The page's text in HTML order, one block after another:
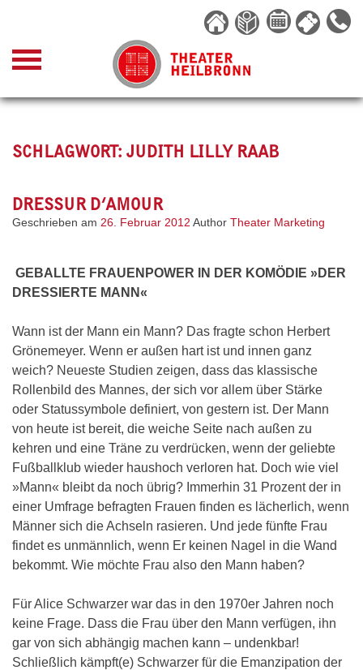
content
SCHLAGWORT: JUDITH LILLY RAAB
DRESSUR D’AMOUR
Geschrieben am 26. Februar 2012 Author Theater Marketing
GEBALLTE FRAUENPOWER IN DER KOMÖDIE »DER
DRESSIERTE MANN«
Wann ist der Mann ein Mann? Das fragte schon Herbert
Grönemeyer. Wenn er außen hart ist und innen ganz
weich? Neueste Studien zeigen, dass das klassische
Rollenbild des Mannes, der sich vor allem über Stärke
oder Statussymbole definiert, von gestern ist. Der Mann
von heute ist bereit, die weiche Seite nach außen zu
kehren und eine Träne zu verdrücken, wenn der geliebte
Fußballklub wieder haushoch verloren hat. Doch wie viel
»Mann« bleibt da noch übrig? Immerhin 31 Prozent der in
einer Umfrage befragten Frauen finden es lächerlich, wenn
Männer sich die Achseln rasieren. Und jede fünfte Frau
findet es unmännlich, wenn Er keinen Nagel in die Wand
bekommt. Wie möchte Frau also den Mann haben?
Für Alice Schwarzer war das in den 1970er Jahren noch
keine Frage. Dass die Frau über den Mann verfügen, ihn
gar von sich abhängig machen kann – undenkbar!
Schließlich kämpft(e) Schwarzer für die Emanzipation der